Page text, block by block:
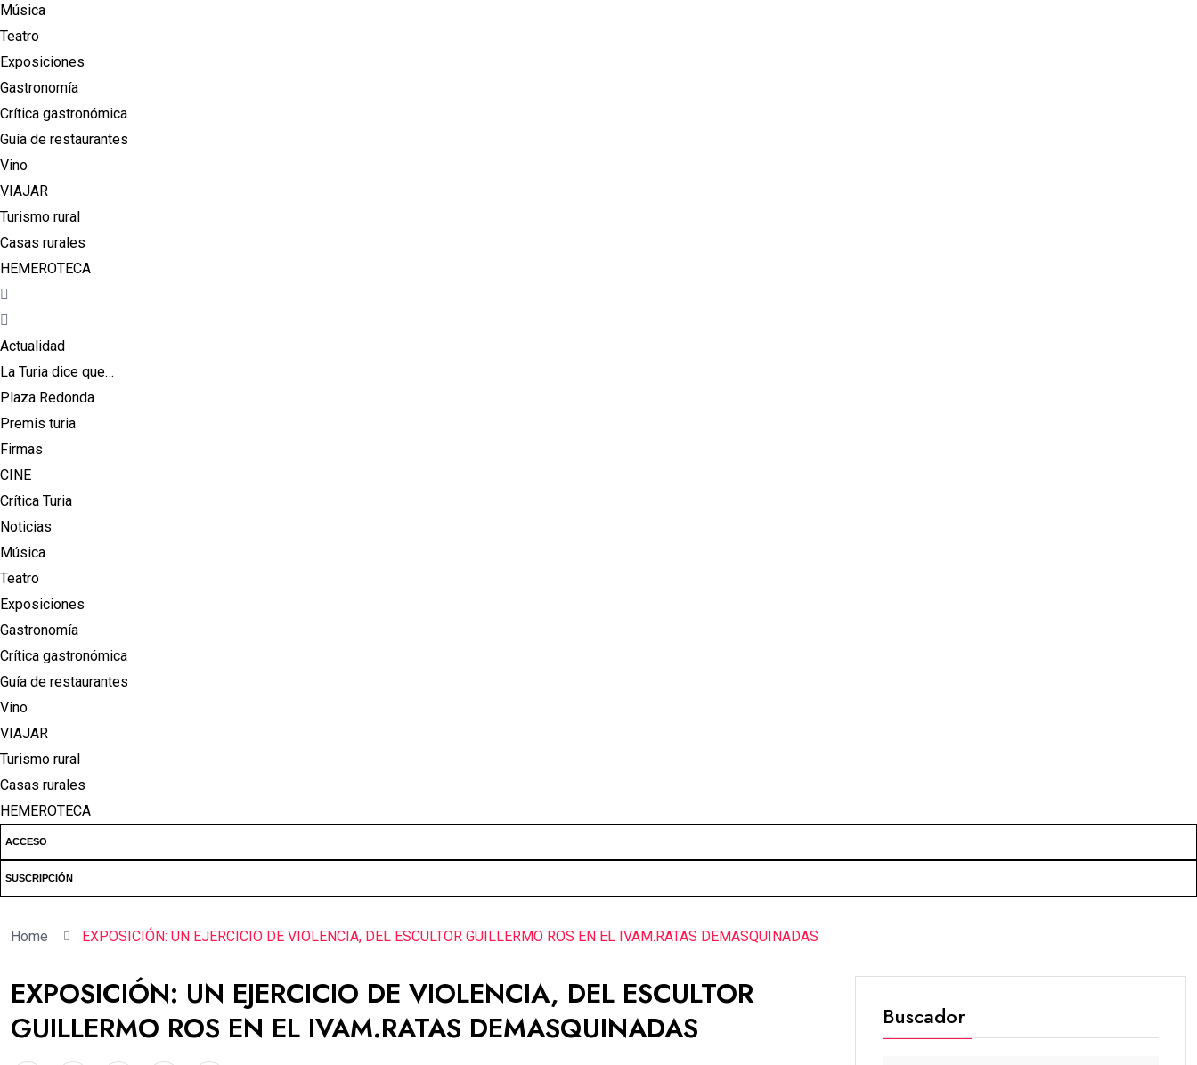
Música
Teatro
Exposiciones
Gastronomía
Crítica gastronómica
Guía de restaurantes
Vino
VIAJAR
Turismo rural
Casas rurales
HEMEROTECA
Menú
Actualidad
La Turia dice que…
Plaza Redonda
Premis turia
Firmas
CINE
Crítica Turia
Noticias
Música
Teatro
Exposiciones
Gastronomía
Crítica gastronómica
Guía de restaurantes
Vino
VIAJAR
Turismo rural
Casas rurales
HEMEROTECA
ACCESO
SUSCRIPCIÓN
Home EXPOSICIÓN: UN EJERCICIO DE VIOLENCIA, DEL ESCULTOR GUILLERMO ROS EN EL IVAM.RATAS DEMASQUINADAS
EXPOSICIÓN: UN EJERCICIO DE VIOLENCIA, DEL ESCULTOR
GUILLERMO ROS EN EL IVAM.RATAS DEMASQUINADAS
Buscador